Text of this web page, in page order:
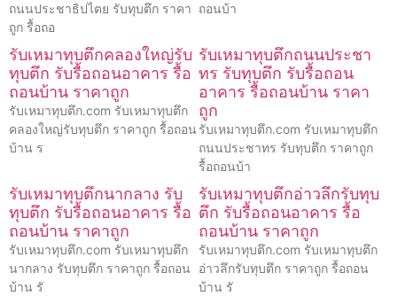
ถนนประชาธิปไตย รับทุบตึก ราคา
ถูก รื้อถอ
ถอนบ้า
รับเหมาทุบตึกคลองใหญ่รับ
ทุบตึก รับรื้อถอนอาคาร รื้อ
ถอนบ้าน ราคาถูก
รับเหมาทุบตึก.com รับเหมาทุบตึก
คลองใหญ่รับทุบตึก ราคาถูก รื้อถอน
บ้าน ร
รับเหมาทุบตึกถนนประชา
ทร รับทุบตึก รับรื้อถอน
อาคาร รื้อถอนบ้าน ราคา
ถูก
รับเหมาทุบตึก.com รับเหมาทุบตึก
ถนนประชาทร รับทุบตึก ราคาถูก
รื้อถอนบ้า
รับเหมาทุบตึกนากลาง รับ
ทุบตึก รับรื้อถอนอาคาร รื้อ
ถอนบ้าน ราคาถูก
รับเหมาทุบตึก.com รับเหมาทุบตึก
นากลาง รับทุบตึก ราคาถูก รื้อถอน
บ้าน รั
รับเหมาทุบตึกอ่าวลึกรับทุบ
ตึก รับรื้อถอนอาคาร รื้อ
ถอนบ้าน ราคาถูก
รับเหมาทุบตึก.com รับเหมาทุบตึก
อ่าวลึกรับทุบตึก ราคาถูก รื้อถอน
บ้าน รั